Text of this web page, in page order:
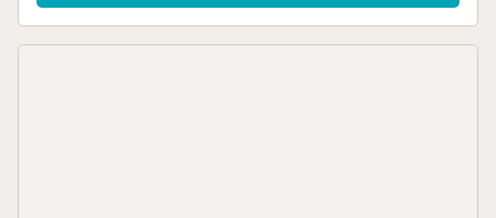
Alicante, Benidorm et Denia, sans devoir prendre la